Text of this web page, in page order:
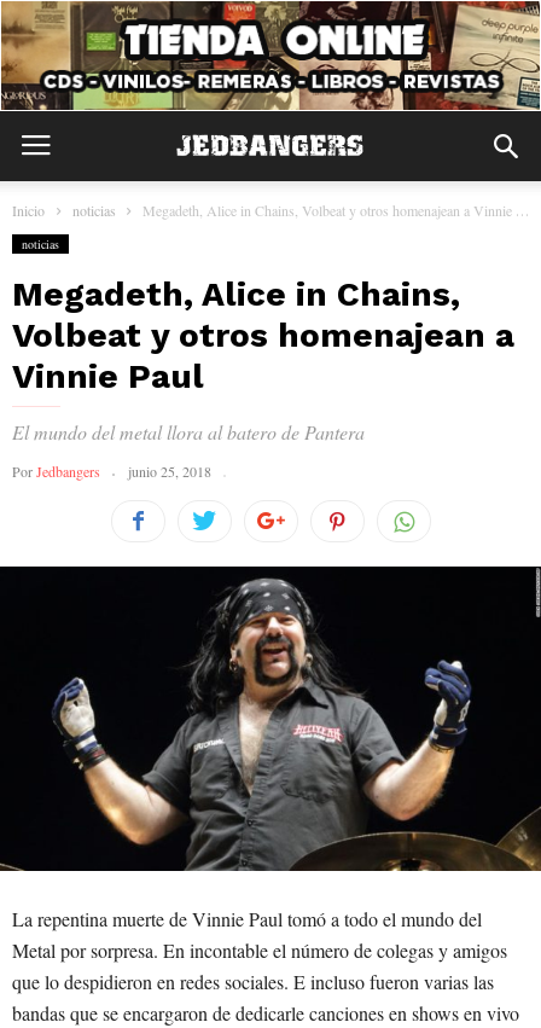
Inicio noticias Megadeth, Alice in Chains, Volbeat y otros homenajean a Vinnie Paul
noticias
Megadeth, Alice in Chains,
Volbeat y otros homenajean a
Vinnie Paul
El mundo del metal llora al batero de Pantera
PorJedbangers junio 25, 2018
La repentina muerte de Vinnie Paul tomó a todo el mundo del
Metal por sorpresa. En incontable el número de colegas y amigos
que lo despidieron en redes sociales. E incluso fueron varias las
bandas que se encargaron de dedicarle canciones en shows en vivo